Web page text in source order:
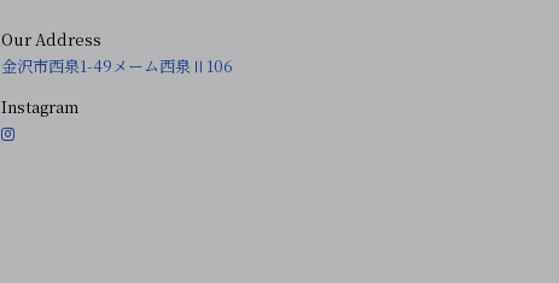
Our Address
金沢市西泉1-49メーム西泉Ⅱ106
Instagram